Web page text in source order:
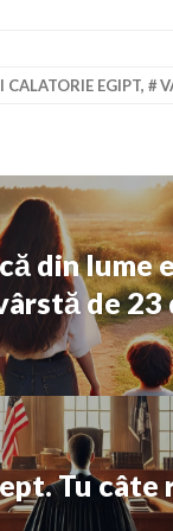
CALATORIE EGIPT,
din lume
de 23
Tu câte